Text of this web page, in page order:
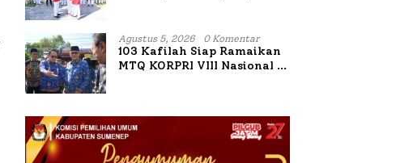
Terbakar
Agustus 5, 2026 0 Komentar
103 Kafilah Siap Ramaikan
MTQ KORPRI VIII Nasional di